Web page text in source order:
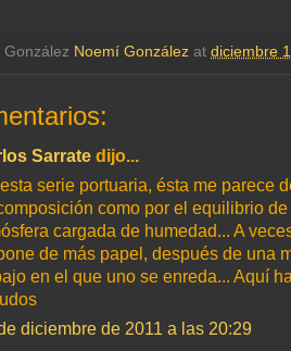
González Noemí González at diciembre
Sarrate dijo...
serie portuaria, ésta me parece
como por el equilibrio
cargada de humedad... A
de más papel, después de una
en el que uno se enreda... Aquí
diciembre de 2011 a las 20:29